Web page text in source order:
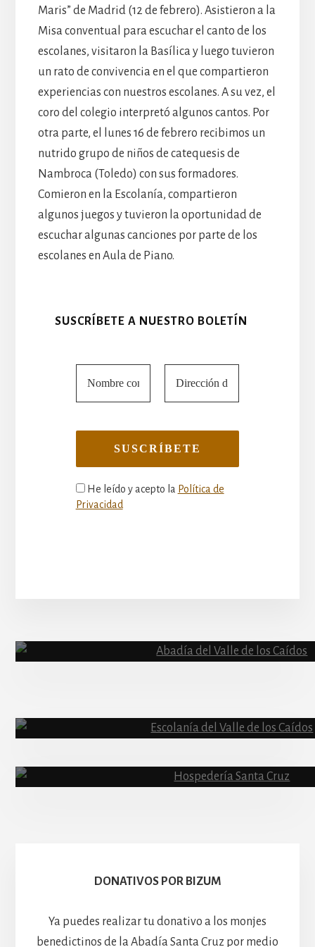
Maris” de Madrid (12 de febrero). Asistieron a la
Misa conventual para escuchar el canto de los
escolanes, visitaron la Basílica y luego tuvieron
un rato de convivencia en el que compartieron
experiencias con nuestros escolanes. A su vez, el
coro del colegio interpretó algunos cantos. Por
otra parte, el lunes 16 de febrero recibimos un
nutrido grupo de niños de catequesis de
Nambroca (Toledo) con sus formadores.
Comieron en la Escolanía, compartieron
algunos juegos y tuvieron la oportunidad de
escuchar algunas canciones por parte de los
escolanes en Aula de Piano.
SUSCRÍBETE A NUESTRO BOLETÍN
He leído y acepto la Política de
Privacidad
Content
Hospedería
DONATIVOS POR BIZUM
Ya puedes realizar tu donativo a los monjes
benedictinos de la Abadía Santa Cruz por medio